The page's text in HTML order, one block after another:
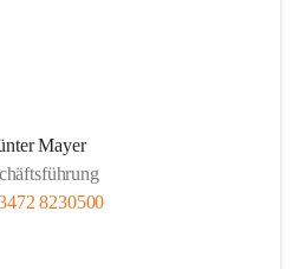
Mayer
8230500